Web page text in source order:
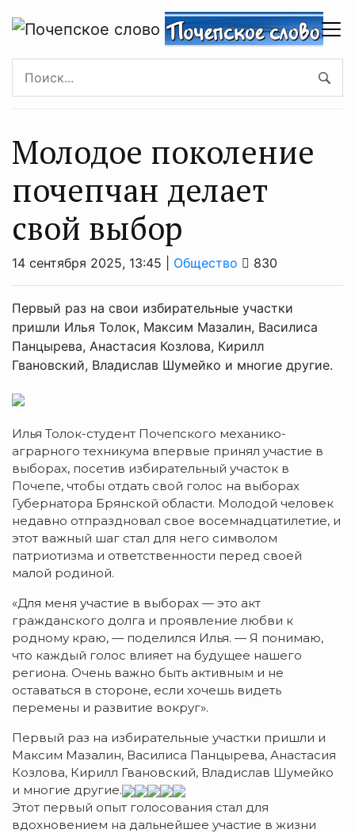
Молодое поколение
почепчан делает
свой выбор
14 сентября 2025, 13:45 | Общество 830
Первый раз на свои избирательные участки
пришли Илья Толок, Максим Мазалин, Василиса
Панцырева, Анастасия Козлова, Кирилл
Гвановский, Владислав Шумейко и многие другие.
Илья Толок-студент Почепского механико-
аграрного техникума впервые принял участие в
выборах, посетив избирательный участок в
Почепе, чтобы отдать свой голос на выборах
Губернатора Брянской области. Молодой человек
недавно отпраздновал свое восемнадцатилетие, и
этот важный шаг стал для него символом
патриотизма и ответственности перед своей
малой родиной.
«Для меня участие в выборах — это акт
гражданского долга и проявление любви к
родному краю, — поделился Илья. — Я понимаю,
что каждый голос влияет на будущее нашего
региона. Очень важно быть активным и не
оставаться в стороне, если хочешь видеть
перемены и развитие вокруг».
Первый раз на избирательные участки пришли и
Максим Мазалин, Василиса Панцырева, Анастасия
Козлова, Кирилл Гвановский, Владислав Шумейко
и многие другие.
Этот первый опыт голосования стал для
вдохновением на дальнейшее участие в жизни